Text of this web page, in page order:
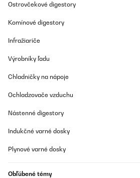
Ostrovčekové digestory
Komínové digestory
Infražiariče
Výrobníky ľadu
Chladničky na nápoje
Ochladzovače vzduchu
Nástenné digestory
Indukčné varné dosky
Plynové varné dosky
Obľúbené témy